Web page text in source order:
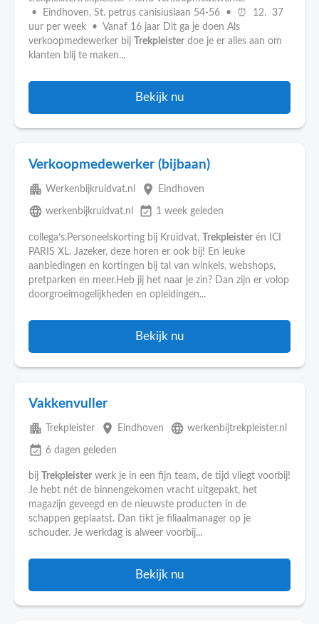
• Eindhoven, St. petrus canisiuslaan 54-56 • ⏰ 12. 37
uur per week • Vanaf 16 jaar Dit ga je doen Als
verkoopmedewerker bij
Trekpleister doe je er alles aan om
klanten blij te maken...
Bekijk nu
Verkoopmedewerker (bijbaan)
apartment Werkenbijkruidvat.nl place Eindhoven
language werkenbijkruidvat.nl event_available 1 week geleden
collega’s.Personeelskorting bij Kruidvat, Trekpleister én ICI
PARIS XL. Jazeker, deze horen er ook bij! En leuke
aanbiedingen en kortingen bij tal van winkels, webshops,
pretparken en meer.Heb jij het naar je zin? Dan zijn er volop
doorgroeimogelijkheden en opleidingen...
Bekijk nu
Vakkenvuller
apartment Trekpleister place Eindhoven language werkenbijtrekpleister.nl
event_available 6 dagen geleden
bij Trekpleister werk je in een fijn team, de tijd vliegt voorbij!
Je hebt nét de binnengekomen vracht uitgepakt, het
magazijn geveegd en de nieuwste producten in de
schappen geplaatst. Dan tikt je filiaalmanager op je
schouder. Je werkdag is alweer voorbij...
Bekijk nu